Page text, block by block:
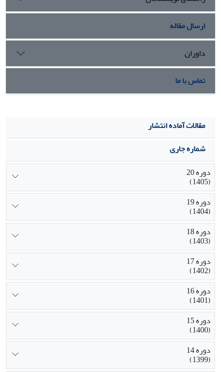
غیره به کار گرفته شود.
ارسال مقاله
داوران
تماس با ما
مقالات آماده انتشار
شماره جاری
دوره 20
(1405)
دوره 19
(1404)
دوره 18
(1403)
دوره 17
(1402)
دوره 16
(1401)
دوره 15
(1400)
دوره 14
(1399)